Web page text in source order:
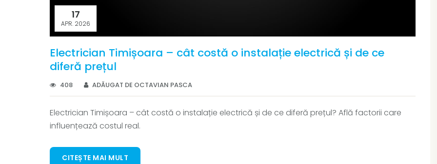
17
APR. 2026
Electrician Timișoara – cât costă o instalație electrică și de ce
diferă prețul
408 ADĂUGAT DE OCTAVIAN PASCA
Electrician Timișoara – cât costă o instalație electrică și de ce diferă prețul? Află factorii care
influențează costul real.
CITEȘTE MAI MULT